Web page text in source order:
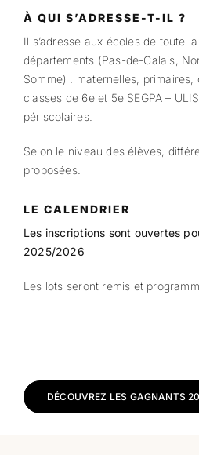
À QUI S’ADRESSE-T-IL ?
Il s’adresse aux écoles de toute
départements (Pas-de-Calais,
Somme) : maternelles,
classes de 6e et 5e SEGPA –
périscolaires.
Selon le niveau des élèves,
proposées.
LE CALENDRIER
Les inscriptions sont ouvertes
2025/2026
Les lots seront remis et
DÉCOUVREZ LES GAGNANTS